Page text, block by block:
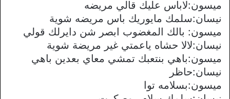
ميسون:لاباس عليك قالي مريضه
نيسان:سلمك مايوريك باس مريضه شوية
ميسون: بالك المغضوب ابصر شن دايرلك قولي
نيسان:لالا حشاه ياعمتي غير مريضة شوية
ميسون:باهي بنتعبك تمشي معاي بعدين باهي
نيسان:حاظر
ميسون:بسلامه توا